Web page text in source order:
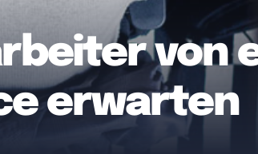
von
erwarten